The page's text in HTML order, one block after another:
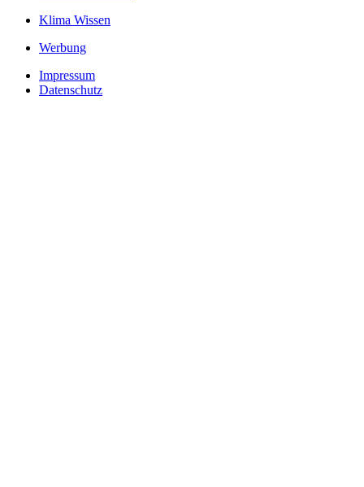
Klima Wissen
Werbung
Impressum
Datenschutz